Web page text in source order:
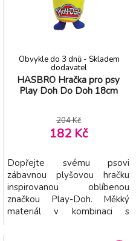
náročnějších cestách. Vnitřní
háček pro připnutí vodítka
HASBRO Hračka pro psy
Play Doh Do Doh 18cm
Obvykle do 3 dnů - Skladem
dodavatel
204 Kč
182 Kč
Dopřejte svému psovi
zábavnou plyšovou hračku
inspirovanou oblíbenou
značkou Play-Doh. Měkký
materiál v kombinaci s